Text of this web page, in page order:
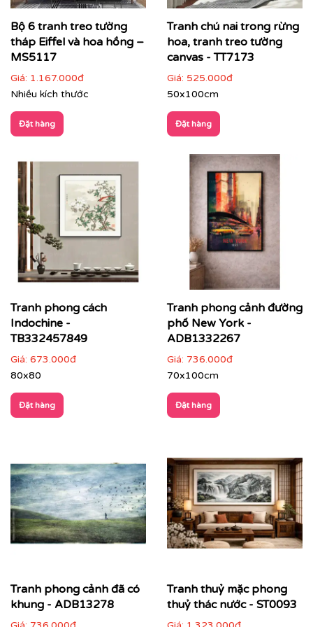
Phòng làm việc: giúp thư giãn tinh thần, tăng cảm
hứng sáng tạo
Phòng ngủ: chọn tranh phong cảnh nhẹ nhàng,
gam màu dịu để tạo sự thư thái
Bộ 6 tranh treo tường
tháp Eiffel và hoa hồng –
MS5117
Giá: 1.167.000đ
Nhiều kích thước
Đặt hàng
Tranh chú nai trong rừng
hoa, tranh treo tường
canvas - TT7173
Giá: 525.000đ
50x100cm
Đặt hàng
Tranh phong cách
Indochine -
TB332457849
Giá: 673.000đ
80x80
Đặt hàng
Tranh phong cảnh đường
phố New York -
ADB1332267
Giá: 736.000đ
70x100cm
Đặt hàng
Tranh phong cảnh đã có
khung - ADB13278
Tranh thuỷ mặc phong
thuỷ thác nước - ST0093